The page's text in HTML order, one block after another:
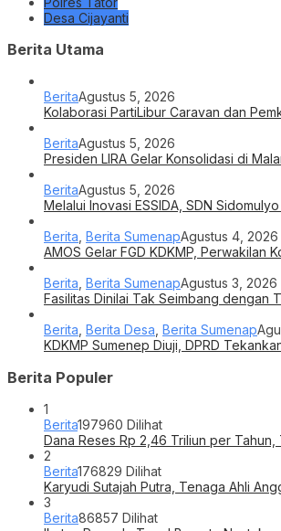
Desa Cijayanti
Berita Utama
BeritaAgustus 5, 2026
Kolaborasi PartiLibur Caravan dan
BeritaAgustus 5, 2026
Presiden LIRA Gelar Konsolidasi di
BeritaAgustus 5, 2026
Melalui Inovasi ESSIDA, SDN
Berita Berita SumenapAgustus 4, 2026
AMOS Gelar FGD KDKMP, Perwakilan
Berita Berita SumenapAgustus 3, 2026
Fasilitas Dinilai Tak Seimbang dengan
Berita Berita Desa Berita Sumenap
KDKMP Sumenep Diuji, DPRD
Berita Populer
1
Berita197960 Dilihat
Dana Reses Rp 2,46 Triliun per Tahun,
2
Berita176829 Dilihat
Karyudi Sutajah Putra, Tenaga Ahli
3
Berita86857 Dilihat